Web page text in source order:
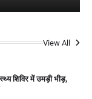
View All
शिविर में उमड़ी भीड़,